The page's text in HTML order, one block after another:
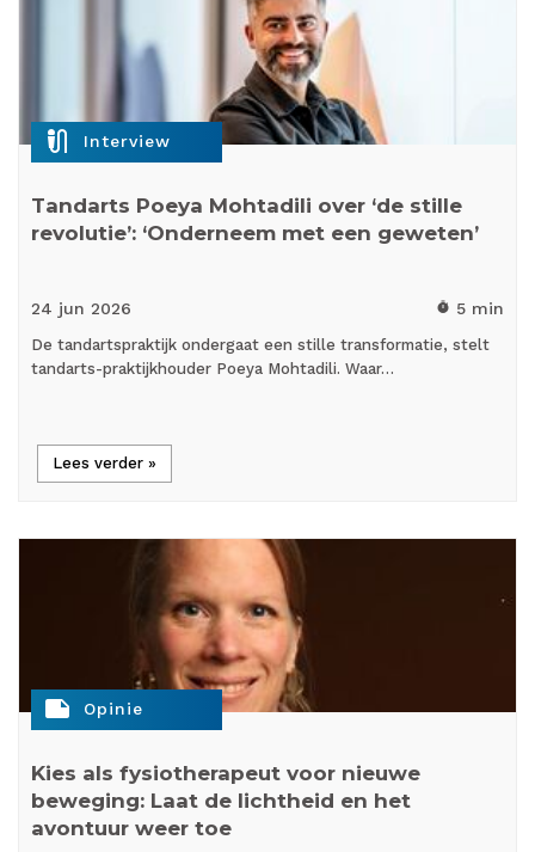
mic_external_on Interview
Tandarts Poeya Mohtadili over ‘de stille
revolutie’: ‘Onderneem met een geweten’
24 jun 2026 timer 5 min
De tandartspraktijk ondergaat een stille transformatie, stelt
tandarts-praktijkhouder Poeya Mohtadili. Waar…
Lees verder »
note Opinie
Kies als fysiotherapeut voor nieuwe
beweging: Laat de lichtheid en het
avontuur weer toe